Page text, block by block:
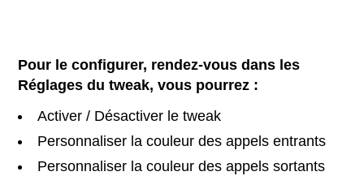
Pour le configurer, rendez-vous dans les
Réglages du tweak, vous pourrez :
Activer / Désactiver le tweak
Personnaliser la couleur des appels entrants
Personnaliser la couleur des appels sortants